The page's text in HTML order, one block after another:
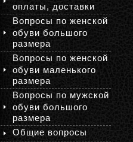
оплаты, доставки
Вопросы по женской
обуви большого
размера
Вопросы по женской
обуви маленького
размера
Вопросы по мужской
обуви большого
размера
Общие вопросы